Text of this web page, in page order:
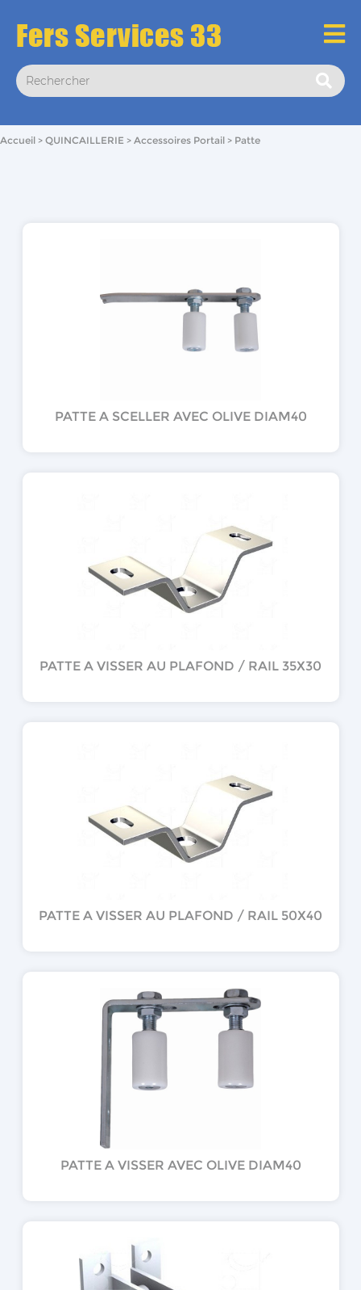
Accueil QUINCAILLERIE Accessoires Portail Patte
PATTE A SCELLER AVEC OLIVE DIAM40
PATTE A VISSER AU PLAFOND / RAIL 35X30
PATTE A VISSER AU PLAFOND / RAIL 50X40
PATTE A VISSER AVEC OLIVE DIAM40